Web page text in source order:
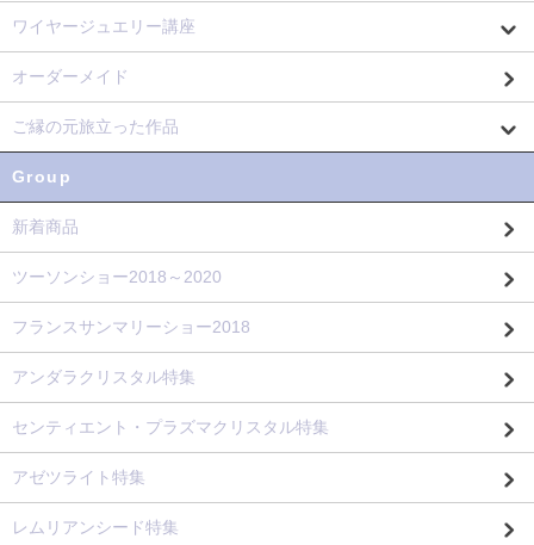
ワイヤージュエリー講座
オーダーメイド
ご縁の元旅立った作品
Group
新着商品
ツーソンショー2018～2020
フランスサンマリーショー2018
アンダラクリスタル特集
センティエント・プラズマクリスタル特集
アゼツライト特集
レムリアンシード特集